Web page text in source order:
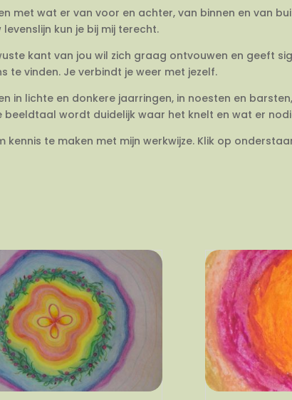
met wat er van voor en achter, van binnen en van
kun je bij mij terecht.
kant van jou wil zich graag ontvouwen en geeft
te vinden. Je verbindt je weer met jezelf.
lichte en donkere jaarringen, in noesten en
beeldtaal wordt duidelijk waar het knelt en wat er
kennis te maken met mijn werkwijze. Klik op